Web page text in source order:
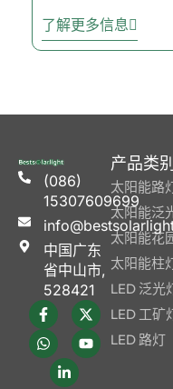
了解更多信息
(086)
15307609699
中国广东
省中山市,
528421
产品类别
太阳能路
太阳能泛
太阳能花
太阳能柱
LED 泛光
LED 工矿
LED 路灯